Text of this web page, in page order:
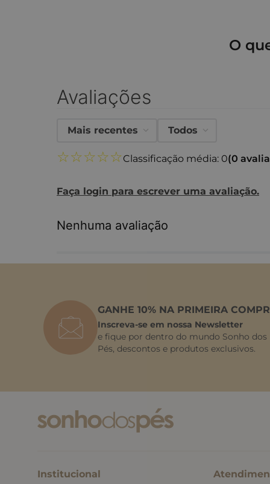
O
Avaliações
☆☆☆☆☆Classificação média: 0(0
Faça login para escrever uma avaliação.
Mais recentes Todos
Nenhuma avaliação
GANHE 10% NA PRIMEIRA
Inscreva-se em nossa Newsletter
e fique por dentro do mundo Sonho dos
Pés, descontos e produtos exclusivos.
Institucional